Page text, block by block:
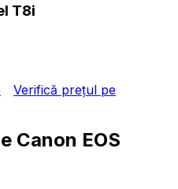
T8i
Verifică prețul pe
Canon EOS